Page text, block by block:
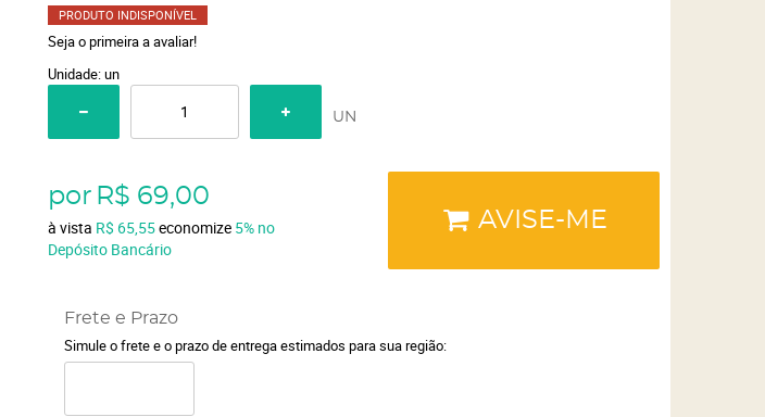
PRODUTO INDISPONÍVEL
Seja o primeira a avaliar!
Unidade: un
UN
por R$ 69,00
à vista R$ 65,55economize 5% no
Depósito Bancário
AVISE-ME
Frete e Prazo
Simule o frete e o prazo de entrega estimados para sua região: